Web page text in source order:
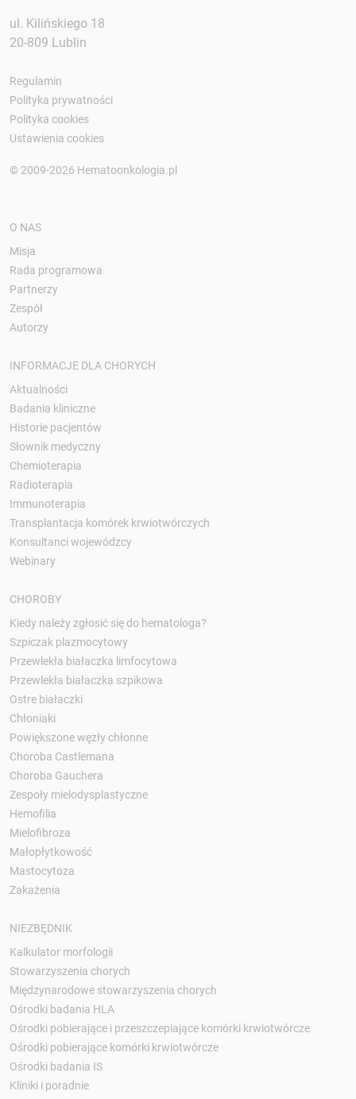
ul. Kilińskiego 18
20-809 Lublin
Regulamin
Polityka prywatności
Polityka cookies
Ustawienia cookies
© 2009-2026 Hematoonkologia.pl
O NAS
Misja
Rada programowa
Partnerzy
Zespół
Autorzy
INFORMACJE DLA CHORYCH
Aktualności
Badania kliniczne
Historie pacjentów
Słownik medyczny
Chemioterapia
Radioterapia
Immunoterapia
Transplantacja komórek krwiotwórczych
Konsultanci wojewódzcy
Webinary
CHOROBY
Kiedy należy zgłosić się do hematologa?
Szpiczak plazmocytowy
Przewlekła białaczka limfocytowa
Przewlekła białaczka szpikowa
Ostre białaczki
Chłoniaki
Powiększone węzły chłonne
Choroba Castlemana
Choroba Gauchera
Zespoły mielodysplastyczne
Hemofilia
Mielofibroza
Małopłytkowość
Mastocytoza
Zakażenia
NIEZBĘDNIK
Kalkulator morfologii
Stowarzyszenia chorych
Międzynarodowe stowarzyszenia chorych
Ośrodki badania HLA
Ośrodki pobierające i przeszczepiające komórki krwiotwórcze
Ośrodki pobierające komórki krwiotwórcze
Ośrodki badania IS
Kliniki i poradnie